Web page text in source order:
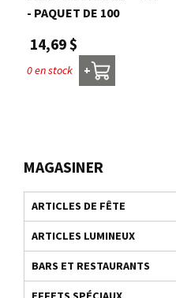
MAGASINER
ARTICLES DE FÊTE
ARTICLES LUMINEUX
BARS ET RESTAURANTS
- PAQUET DE 100
14,69 $
0 en stock +